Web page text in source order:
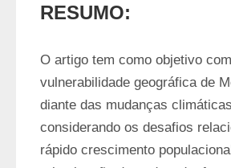
RESUMO:
O artigo tem como objetivo
vulnerabilidade geográfica de
diante das mudanças
considerando os desafios
rápido crescimento